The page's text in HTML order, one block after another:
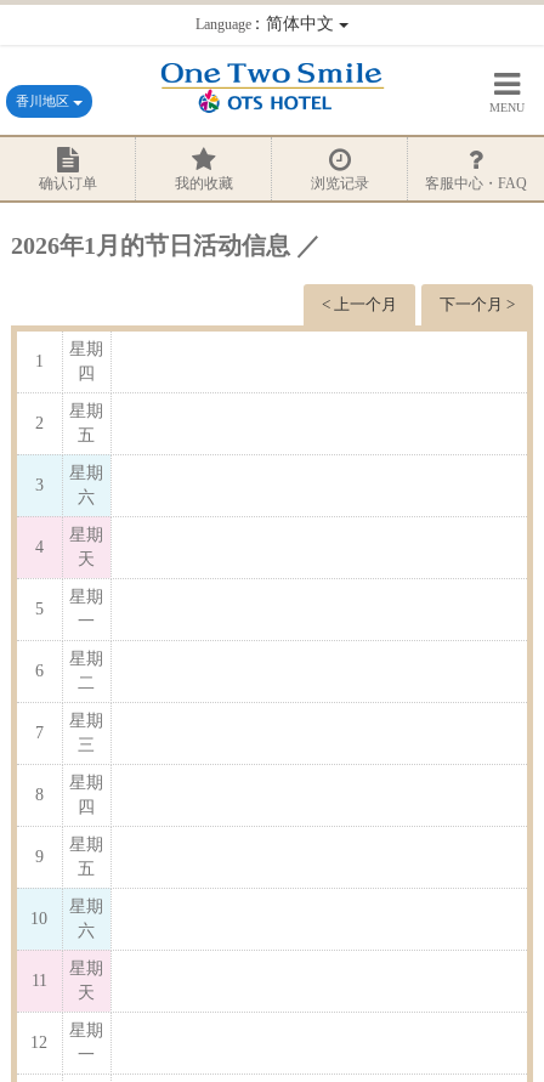
Language：简体中文
香川地区 MENU
确认订单 我的收藏 浏览记录 客服中心・FAQ
2026年1月的节日活动信息 ／
下一个月 >
< 上一个月
1
星期
四
2
星期
五
3
星期
六
4
星期
天
5
星期
一
6
星期
二
7
星期
三
8
星期
四
9
星期
五
10
星期
六
11
星期
天
12
星期
一